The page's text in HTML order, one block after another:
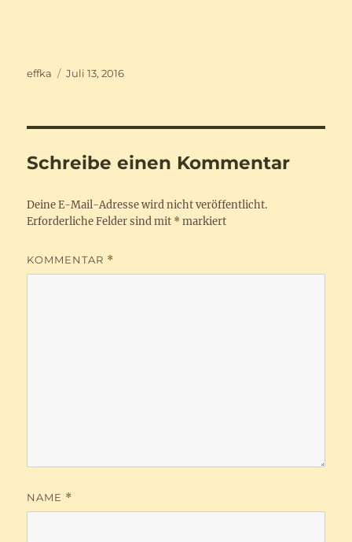
Autor
effka
Veröffentlicht
Juli 13, 2016
Schreibe einen Kommentar
Deine E-Mail-Adresse wird nicht veröffentlicht.
Erforderliche Felder sind mit * markiert
KOMMENTAR *
NAME *